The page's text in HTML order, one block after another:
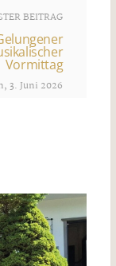
BEITRAG
Vormittag
3. Juni 2026